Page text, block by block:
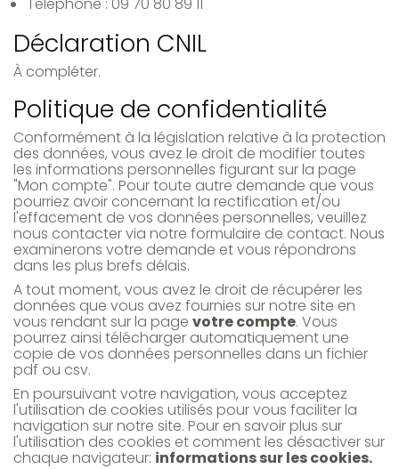
Déclaration CNIL
À compléter.
Politique de confidentialité
Conformément à la législation relative à la protection
des données, vous avez le droit de modifier toutes
les informations personnelles figurant sur la page
"Mon compte". Pour toute autre demande que vous
pourriez avoir concernant la rectification et/ou
l'effacement de vos données personnelles, veuillez
nous contacter via notre formulaire de contact. Nous
examinerons votre demande et vous répondrons
dans les plus brefs délais.
A tout moment, vous avez le droit de récupérer les
données que vous avez fournies sur notre site en
vous rendant sur la page votre compte. Vous
pourrez ainsi télécharger automatiquement une
copie de vos données personnelles dans un fichier
pdf ou csv.
En poursuivant votre navigation, vous acceptez
l'utilisation de cookies utilisés pour vous faciliter la
navigation sur notre site. Pour en savoir plus sur
l'utilisation des cookies et comment les désactiver sur
chaque navigateur: informations sur les cookies.